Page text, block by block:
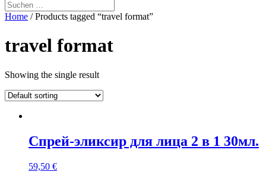
Home / Products tagged “travel format”
travel format
Showing the single result
Спрей-эликсир для лица 2 в 1 30мл.
59,50 €